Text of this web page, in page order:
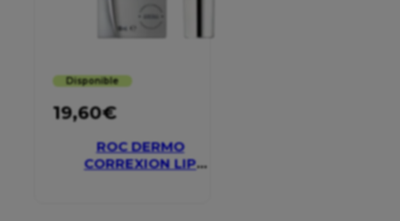
Disponible
19,60€
ROC DERMO
CORREXION LIP